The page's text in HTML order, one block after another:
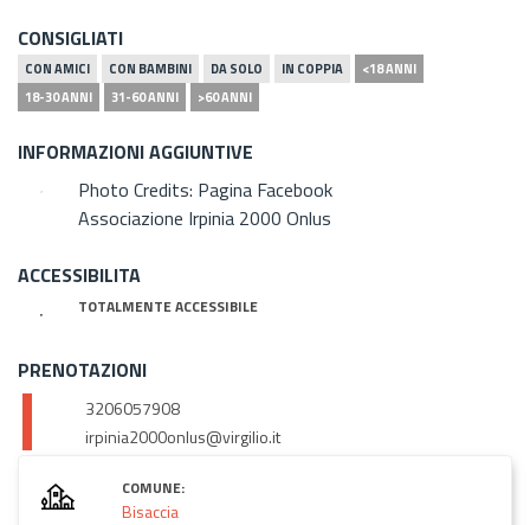
CONSIGLIATI
CON AMICI CON BAMBINI DA SOLO IN COPPIA
<18 ANNI
18-30 ANNI
31-60 ANNI >60 ANNI
INFORMAZIONI AGGIUNTIVE
Photo Credits: Pagina Facebook
Associazione Irpinia 2000 Onlus
ACCESSIBILITA
TOTALMENTE ACCESSIBILE
PRENOTAZIONI
3206057908
irpinia2000onlus@virgilio.it
COMUNE:
Bisaccia